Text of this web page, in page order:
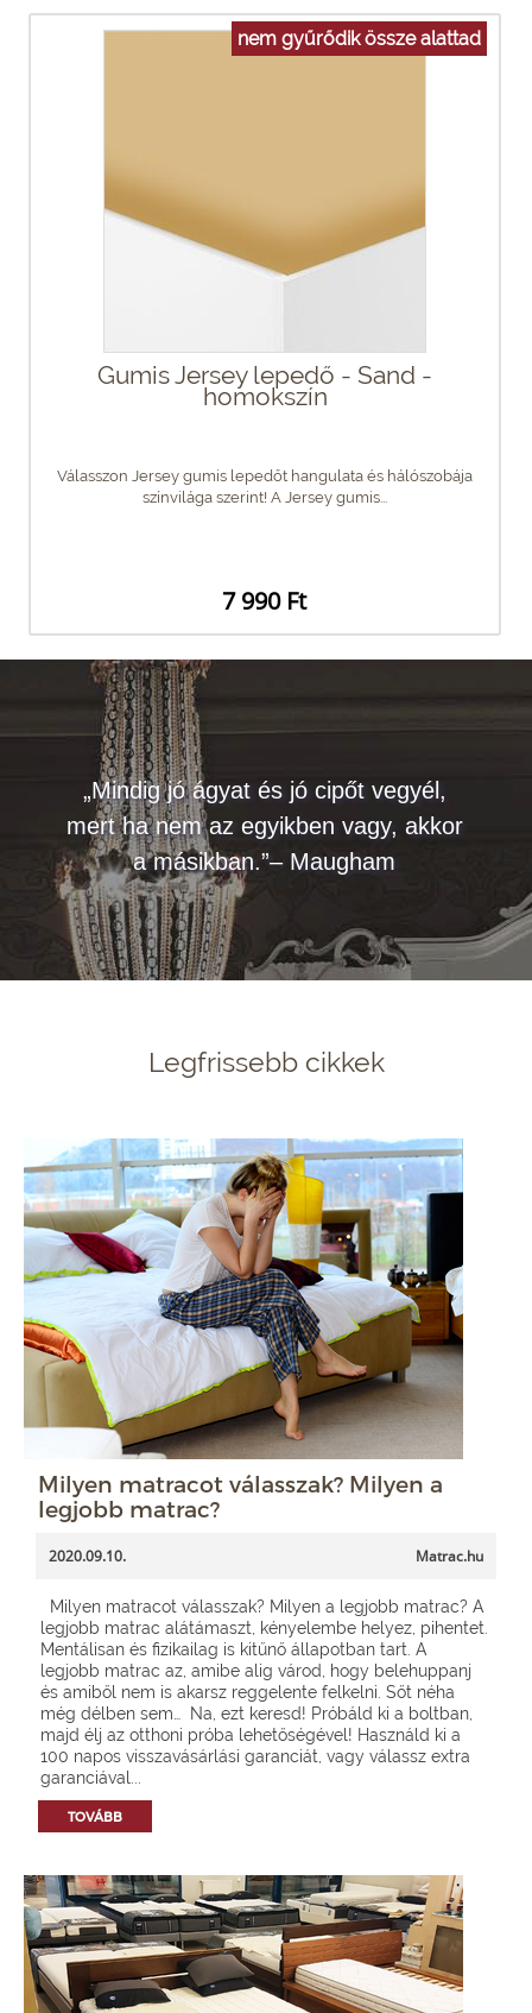
nem gyűrődik össze alattad
Gumis Jersey lepedő - Sand -
homokszín
Válasszon Jersey gumis lepedőt hangulata és hálószobája
színvilága szerint! A Jersey gumis...
7 990 Ft
„Mindig jó ágyat és jó cipőt vegyél,
mert ha nem az egyikben vagy, akkor
a másikban.”– Maugham
Legfrissebb cikkek
Milyen matracot válasszak? Milyen a
legjobb matrac?
2020.09.10. Matrac.hu
Milyen matracot válasszak? Milyen a legjobb matrac? A
legjobb matrac alátámaszt, kényelembe helyez, pihentet.
Mentálisan és fizikailag is kitűnő állapotban tart. A
legjobb matrac az, amibe alig várod, hogy belehuppanj
és amiből nem is akarsz reggelente felkelni. Sőt néha
még délben sem… Na, ezt keresd! Próbáld ki a boltban,
majd élj az otthoni próba lehetőségével! Használd ki a
100 napos visszavásárlási garanciát, vagy válassz extra
garanciával...
TOVÁBB